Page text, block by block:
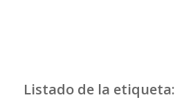
Listado de la etiqueta: